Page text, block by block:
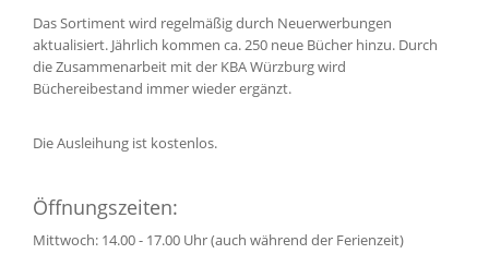
Das Sortiment wird regelmäßig durch Neuerwerbungen
aktualisiert. Jährlich kommen ca. 250 neue Bücher hinzu. Durch
die Zusammenarbeit mit der KBA Würzburg wird
Büchereibestand immer wieder ergänzt.
Die Ausleihung ist kostenlos.
Öffnungszeiten:
Mittwoch: 14.00 - 17.00 Uhr (auch während der Ferienzeit)